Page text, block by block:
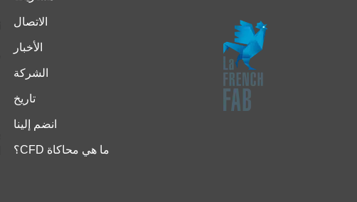
الاتصال
الأخبار
الشركة
تاريخ
انضم إلينا
ما هي محاكاة CFD؟